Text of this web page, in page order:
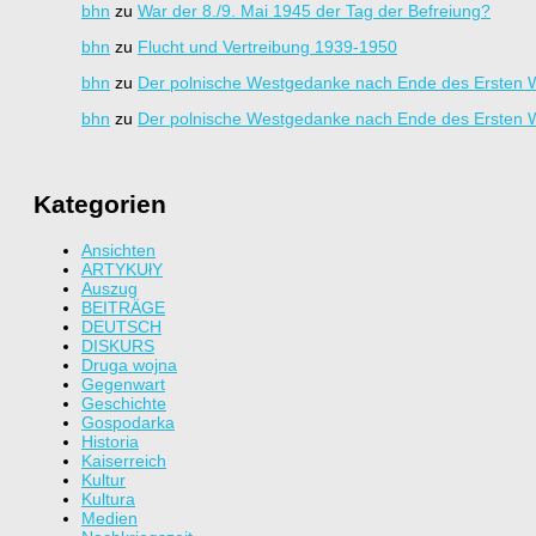
bhn zu War der 8./9. Mai 1945 der Tag der Befreiung?
bhn zu Flucht und Vertreibung 1939-1950
bhn zu Der polnische Westgedanke nach Ende des Ersten
bhn zu Der polnische Westgedanke nach Ende des Ersten
Kategorien
Ansichten
ARTYKUłY
Auszug
BEITRÄGE
DEUTSCH
DISKURS
Druga wojna
Gegenwart
Geschichte
Gospodarka
Historia
Kaiserreich
Kultur
Kultura
Medien